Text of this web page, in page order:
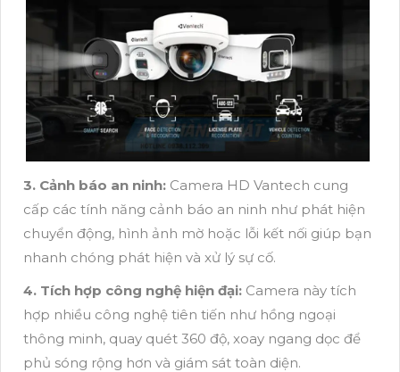
3. Cảnh báo an ninh: Camera HD Vantech cung
cấp các tính năng cảnh báo an ninh như phát hiện
chuyển động, hình ảnh mờ hoặc lỗi kết nối giúp bạn
nhanh chóng phát hiện và xử lý sự cố.
4. Tích hợp công nghệ hiện đại: Camera này tích
hợp nhiều công nghệ tiên tiến như hồng ngoại
thông minh, quay quét 360 độ, xoay ngang dọc để
phủ sóng rộng hơn và giám sát toàn diện.